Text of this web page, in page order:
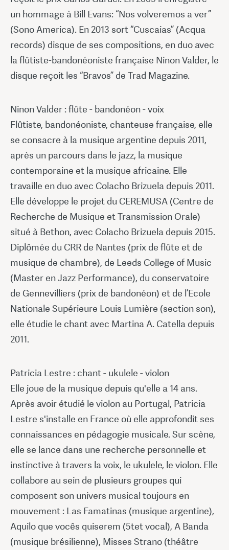
un hommage à Bill Evans: “Nos volveremos a ver”
(Sono America). En 2013 sort “Cuscaias” (Acqua
records) disque de ses compositions, en duo avec
la flûtiste-bandonéoniste française Ninon Valder, le
disque reçoit les “Bravos” de Trad Magazine.
Ninon Valder : flûte - bandonéon - voix
Flûtiste, bandonéoniste, chanteuse française, elle
se consacre à la musique argentine depuis 2011,
après un parcours dans le jazz, la musique
contemporaine et la musique africaine. Elle
travaille en duo avec Colacho Brizuela depuis 2011.
Elle développe le projet du CEREMUSA (Centre de
Recherche de Musique et Transmission Orale)
situé à Bethon, avec Colacho Brizuela depuis 2015.
Diplômée du CRR de Nantes (prix de flûte et de
musique de chambre), de Leeds College of Music
(Master en Jazz Performance), du conservatoire
de Gennevilliers (prix de bandonéon) et de l’Ecole
Nationale Supérieure Louis Lumière (section son),
elle étudie le chant avec Martina A. Catella depuis
2011.
Patricia Lestre : chant - ukulele - violon
Elle joue de la musique depuis qu'elle a 14 ans.
Après avoir étudié le violon au Portugal, Patricia
Lestre s'installe en France où elle approfondit ses
connaissances en pédagogie musicale. Sur scène,
elle se lance dans une recherche personnelle et
instinctive à travers la voix, le ukulele, le violon. Elle
collabore au sein de plusieurs groupes qui
composent son univers musical toujours en
mouvement : Las Famatinas (musique argentine),
Aquilo que vocês quiserem (5tet vocal), A Banda
(musique brésilienne), Misses Strano (théâtre